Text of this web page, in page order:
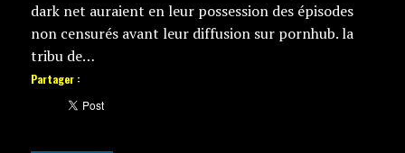
dark net auraient en leur possession des épisodes
non censurés avant leur diffusion sur pornhub. la
tribu de…
Partager :